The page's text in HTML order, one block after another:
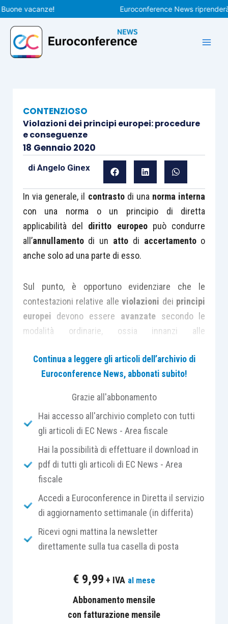
Vai
al
contenuto
vacanze! Euroconference News riprenderà le
CONTENZIOSO
Violazioni dei principi europei: procedure
e conseguenze
18 Gennaio 2020
di Angelo Ginex
In via generale, il contrastodi una norma interna
con una norma o un principio di diretta
applicabilità del diritto europeopuò condurre
all’annullamentodi un atto di accertamentoo
anche solo ad una parte di esso.
Sul punto, è opportuno evidenziare che le
contestazioni relative alleviolazioni dei principi
europei devono essere avanzatesecondo le
modalità ordinarie, ossia innanzi alle
Cassazione , sin dalricorso introduttivo.
conseguenze
distinguere a seconda che essa riguardi
specificamente ildiritto UE o ildiritto CEDU
Nel primo caso, lenorme hanno unaefficacia
immediata
membri, giacché esse vincolano tutti i soggetti
che sono chiamati ad applicarle, sebbenenonsia
ricorso giurisdizionale diretto
cittadino davanti alla
Corte di Giustizia
eccezione per gli atti emanati dagli organi dell’UE.
secondo caso, invece, le norme
costituzionalmente interposti
Corte Costituzionale, in ossequio all’
Continua a leggere gli articoli dell’archivio di
Euroconference News, abbonati subito!
Grazie all'abbonamento
Hai accesso all'archivio completo con tutti
gli articoli di EC News - Area fiscale
Hai la possibilità di effettuare il download in
pdf di tutti gli articoli di EC News - Area
fiscale
Accedi a Euroconference in Diretta il servizio
di aggiornamento settimanale (in differita)
Ricevi ogni mattina la newsletter
direttamente sulla tua casella di posta
€ 9,99 + IVA al mese
Abbonamento mensile
con fatturazione mensile